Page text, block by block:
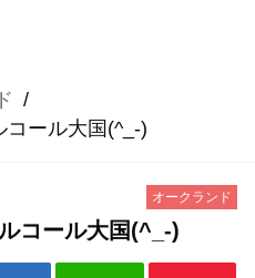
コール大国(^_-)
オークランド
コール大国(^_-)